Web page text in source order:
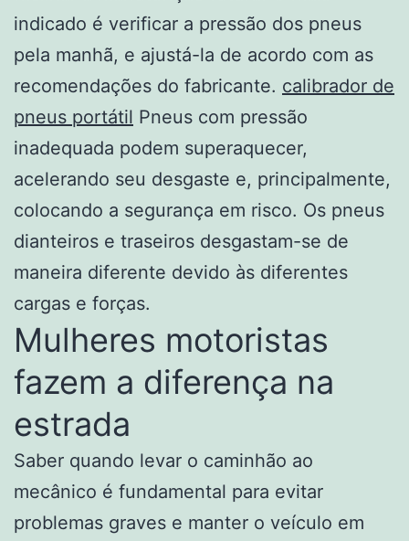
indicado é verificar a pressão dos pneus
pela manhã, e ajustá-la de acordo com as
recomendações do fabricante. calibrador de
pneus portátil Pneus com pressão
inadequada podem superaquecer,
acelerando seu desgaste e, principalmente,
colocando a segurança em risco. Os pneus
dianteiros e traseiros desgastam-se de
maneira diferente devido às diferentes
cargas e forças.
Mulheres motoristas
fazem a diferença na
estrada
Saber quando levar o caminhão ao
mecânico é fundamental para evitar
problemas graves e manter o veículo em